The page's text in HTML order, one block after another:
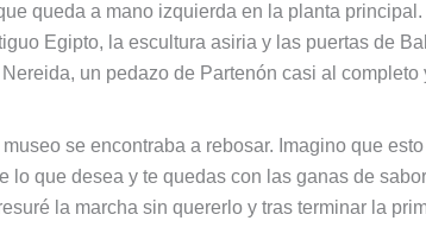
queda a mano izquierda en la planta
Egipto, la escultura asiria y las puertas de
un pedazo de Partenón casi al
se encontraba a rebosar. Imagino que
lo que desea y te quedas con las ganas de
la marcha sin quererlo y tras terminar la